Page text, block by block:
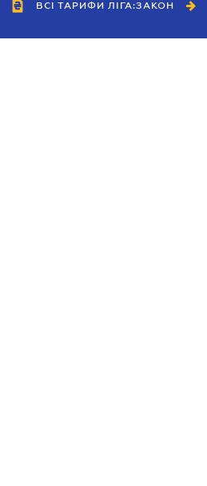
ВСІ ТАРИФИ ЛІГА:ЗАКОН